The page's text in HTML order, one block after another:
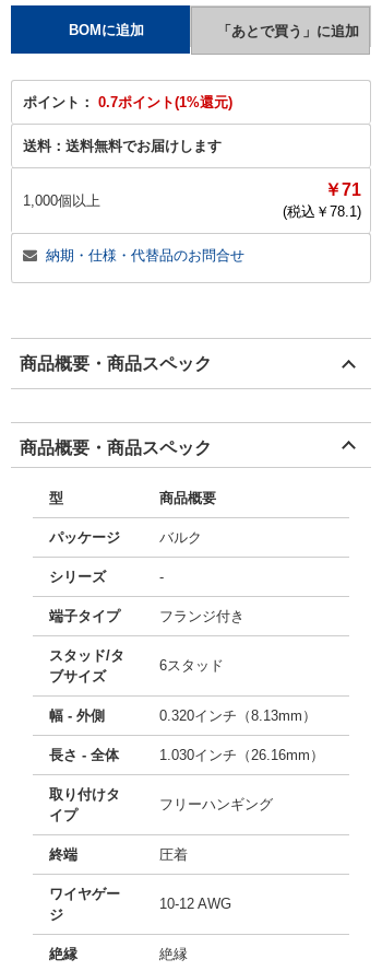
ポイント： 0.7ポイント(1%還元)
送料： 送料無料でお届けします
1,000個以上
￥71
(税込￥ 78.1)
納期・仕様・代替品のお問合せ
商品概要・商品スペック
商品概要・商品スペック
型 商品概要
パッケージ バルク
シリーズ -
端子タイプ フランジ付き
スタッド/タ
ブサイズ
6スタッド
幅 - 外側 0.320インチ（8.13mm）
長さ - 全体 1.030インチ（26.16mm）
取り付けタ
イプ
フリーハンギング
終端 圧着
ワイヤゲー
ジ
10-12 AWG
絶縁 絶縁